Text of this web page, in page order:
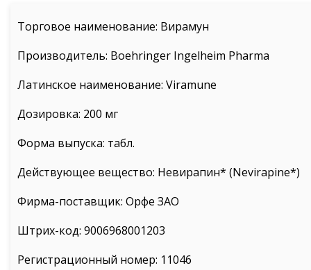
Торговое наименование: Вирамун
Производитель: Boehringer Ingelheim Pharma
Латинское наименование: Viramune
Дозировка: 200 мг
Форма выпуска: табл.
Действующее вещество: Невирапин* (Nevirapine*)
Фирма-поставщик: Орфе ЗАО
Штрих-код: 9006968001203
Регистрационный номер: 11046